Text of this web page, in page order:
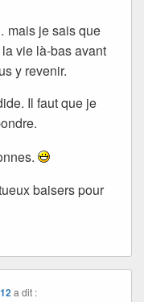
mais je sais que
vie là-bas avant
y revenir.
Il faut que je
baisers pour
a dit :